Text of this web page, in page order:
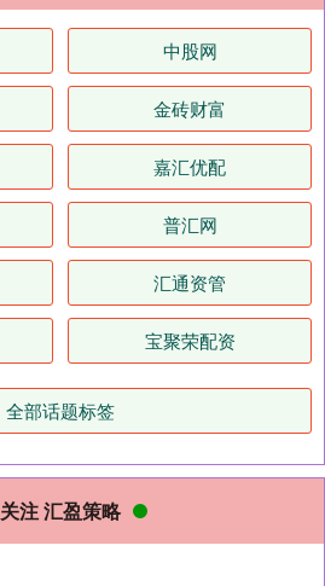
中股网
金砖财富
嘉汇优配
普汇网
汇通资管
宝聚荣配资
全部话题标签
关注 汇盈策略